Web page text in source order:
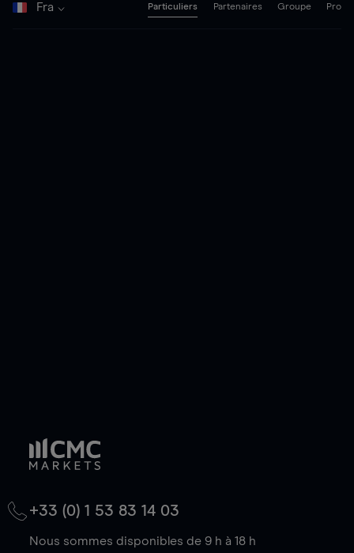
Fra Particuliers Partenaires Groupe Pro
+33 (0) 1 53 83 14 03
Nous sommes disponibles de 9 h à 18 h